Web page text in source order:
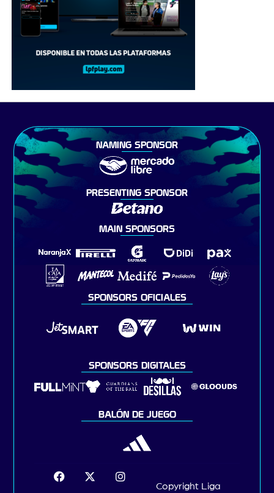
NAMING SPONSOR
PRESENTING SPONSOR
MAIN SPONSORS
SPONSORS OFICIALES
SPONSORS DIGITALES
BALÓN DE JUEGO
Copyright Liga